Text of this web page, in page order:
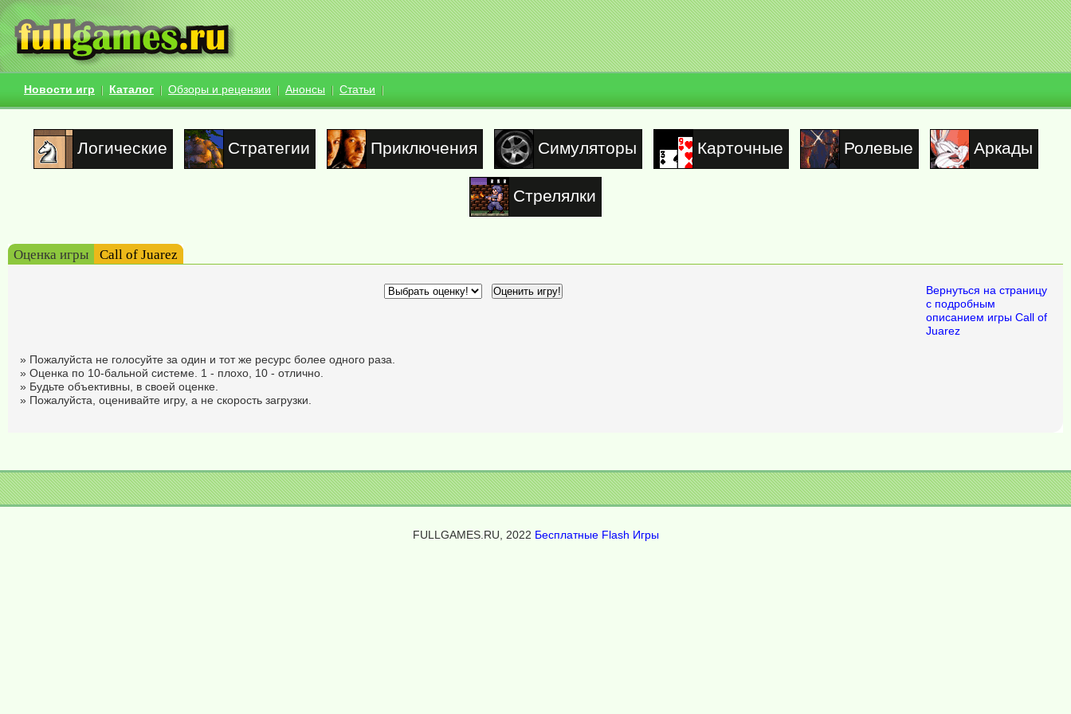
Новости игр Каталог Обзоры и рецензии Анонсы Статьи
Логические Стратегии Приключения Симуляторы Карточные Ролевые Аркады
Стрелялки
Оценка игры Call of Juarez
Вернуться на страницу
с подробным
описанием игры Call of
Juarez
» Пожалуйста не голосуйте за один и тот же ресурс более одного раза.
» Оценка по 10-бальной системе. 1 - плохо, 10 - отлично.
» Будьте объективны, в своей оценке.
» Пожалуйста, оценивайте игру, а не скорость загрузки.
FULLGAMES.RU, 2022 Бесплатные Flash Игры